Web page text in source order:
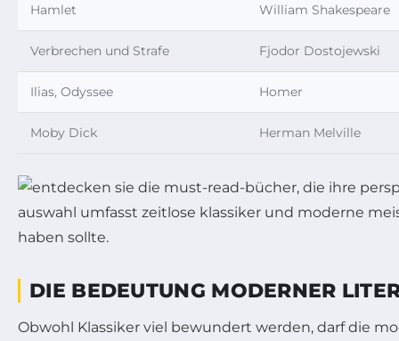
Hamlet William Shakespeare
Verbrechen und Strafe Fjodor Dostojewski
Ilias, Odyssee Homer
Moby Dick Herman Melville
DIE BEDEUTUNG MODERNER
Obwohl Klassiker viel bewundert werden, darf die